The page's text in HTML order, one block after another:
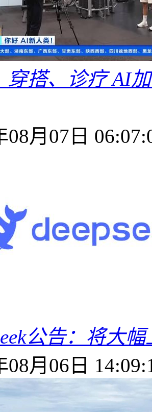
穿搭、诊疗 AI
08月07日
公告：将大
08月06日